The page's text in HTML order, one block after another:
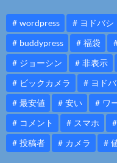
wordpress ヨドバシ
buddypress
福袋
ジョーシン
非表示
ビックカメラ
ヨド
最安値
安い ワ
コメント
スマホ
投稿者
カメラ